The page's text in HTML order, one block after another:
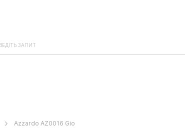
Azzardo AZ0016 Gio